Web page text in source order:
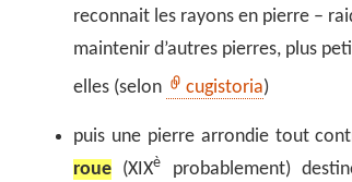
reconnait les rayons en pierre –
maintenir d’autres pierres, plus
elles (selon
cugistoria)
puis une pierre arrondie tout
roue (XIXè
probablement)